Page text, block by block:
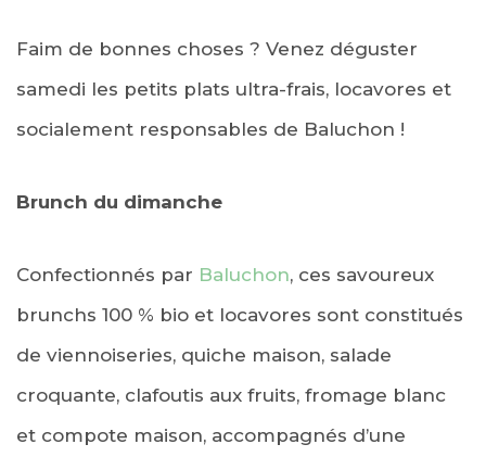
Faim de bonnes choses ? Venez déguster
samedi les petits plats ultra-frais, locavores et
socialement responsables de Baluchon !
Brunch du dimanche
Confectionnés par Baluchon, ces savoureux
brunchs 100 % bio et locavores sont constitués
de viennoiseries, quiche maison, salade
croquante, clafoutis aux fruits, fromage blanc
et compote maison, accompagnés d’une